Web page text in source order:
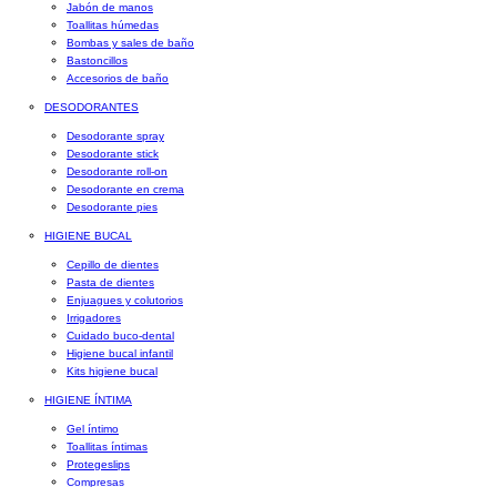
Jabón de manos
Toallitas húmedas
Bombas y sales de baño
Bastoncillos
Accesorios de baño
DESODORANTES
Desodorante spray
Desodorante stick
Desodorante roll-on
Desodorante en crema
Desodorante pies
HIGIENE BUCAL
Cepillo de dientes
Pasta de dientes
Enjuagues y colutorios
Irrigadores
Cuidado buco-dental
Higiene bucal infantil
Kits higiene bucal
HIGIENE ÍNTIMA
Gel íntimo
Toallitas íntimas
Protegeslips
Compresas